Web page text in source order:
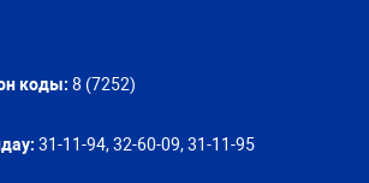
коды: 8 (7252)
31-11-94, 32-60-09, 31-11-95